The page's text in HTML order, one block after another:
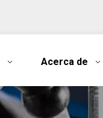
Acerca de